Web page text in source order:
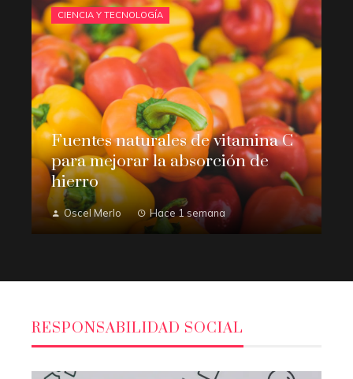
CIENCIA Y TECNOLOGÍA
Fuentes naturales de vitamina C
para mejorar la absorción de
hierro
Oscel Merlo Hace 1 semana
RESPONSABILIDAD SOCIAL